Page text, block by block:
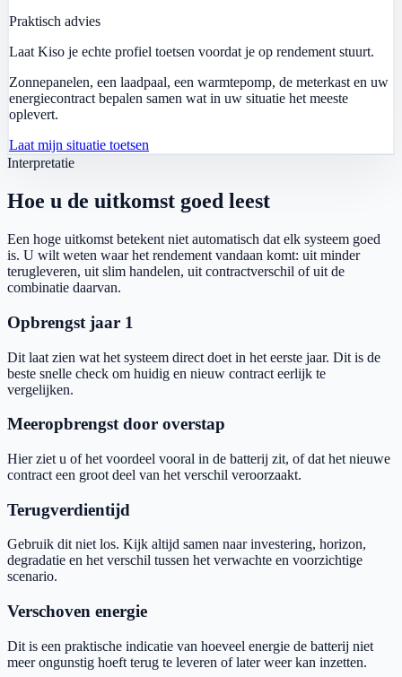
Praktisch advies
Laat Kiso je echte profiel toetsen voordat je op rendement stuurt.
Zonnepanelen, een laadpaal, een warmtepomp, de meterkast en uw
energiecontract bepalen samen wat in uw situatie het meeste
oplevert.
Laat mijn situatie toetsen
Interpretatie
Hoe u de uitkomst goed leest
Een hoge uitkomst betekent niet automatisch dat elk systeem goed
is. U wilt weten waar het rendement vandaan komt: uit minder
terugleveren, uit slim handelen, uit contractverschil of uit de
combinatie daarvan.
Opbrengst jaar 1
Dit laat zien wat het systeem direct doet in het eerste jaar. Dit is de
beste snelle check om huidig en nieuw contract eerlijk te
vergelijken.
Meeropbrengst door overstap
Hier ziet u of het voordeel vooral in de batterij zit, of dat het nieuwe
contract een groot deel van het verschil veroorzaakt.
Terugverdientijd
Gebruik dit niet los. Kijk altijd samen naar investering, horizon,
degradatie en het verschil tussen het verwachte en voorzichtige
scenario.
Verschoven energie
Dit is een praktische indicatie van hoeveel energie de batterij niet
meer ongunstig hoeft terug te leveren of later weer kan inzetten.